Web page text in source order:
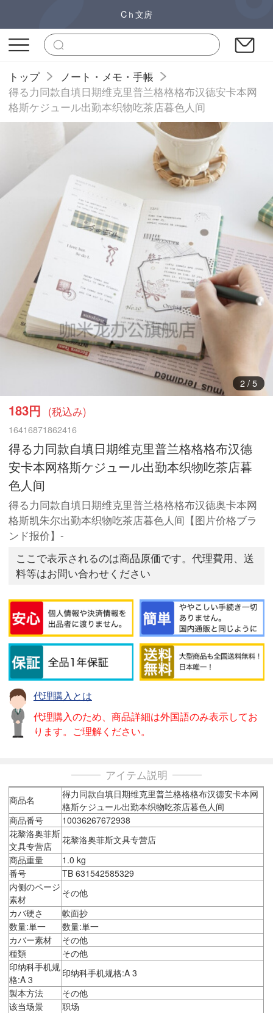
Cｈ文房
トップ
ノート・メモ・手帳
得る力同款自填日期维克里普兰格格格布汉德安卡本网
格斯ケジュール出勤本织物吃茶店暮色人间
3/ 5
183円 (税込み)
16416871862416
得る力同款自填日期维克里普兰格格格布汉德
安卡本网格斯ケジュール出勤本织物吃茶店暮
色人间
得る力同款自填日期维克里普兰格格格布汉德奥卡本网
格斯凯朱尔出勤本织物吃茶店暮色人间【图片价格ブラ
ンド报价】-
ここで表示されるのは商品原価です。代理費用、送
料等はお問い合わせください
代理購入とは
代理購入のため、商品詳細は外国語のみ表示してお
ります。ご理解ください。
アイテム説明
商品名
得力同款自填日期维克里普兰格格格布汉德安卡本网
格斯ケジュール出勤本织物吃茶店暮色人间
商品番号
10036267672938
花黎洛奥菲斯
文具专营店
花黎洛奥菲斯文具专营店
商品重量
1.0 kg
番号
TB 631542585329
内侧のページ
素材
その他
カバ硬さ
軟面抄
数量:単一
数量:単一
カバー素材
その他
種類
その他
印纳科手机规
格:A 3
印纳科手机规格:A 3
製本方法
その他
该当场景
职场